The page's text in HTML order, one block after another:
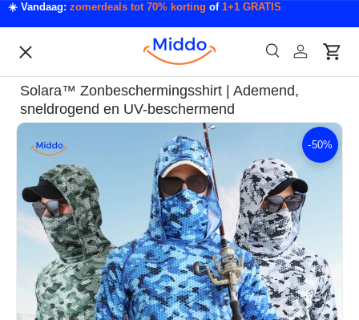
Ga naar inhoud
☀️ Vandaag: zomerdeals tot 70% korting of 1+1 GRATIS
Zoeken
Acties
ZoekenInloggen
Acties & Deals
Slaapkamer & Badkamer
Mode & Accessoires
Tech & Gadgets
Auto & Klussen
Solara™ Zonbeschermingsshirt | Ademend,
sneldrogend en UV-beschermend
Ga direct naar productinformatie -50%